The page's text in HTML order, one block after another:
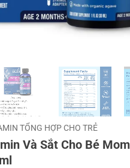
TỔNG HỢP CHO TRẺ
Và Sắt Cho Bé